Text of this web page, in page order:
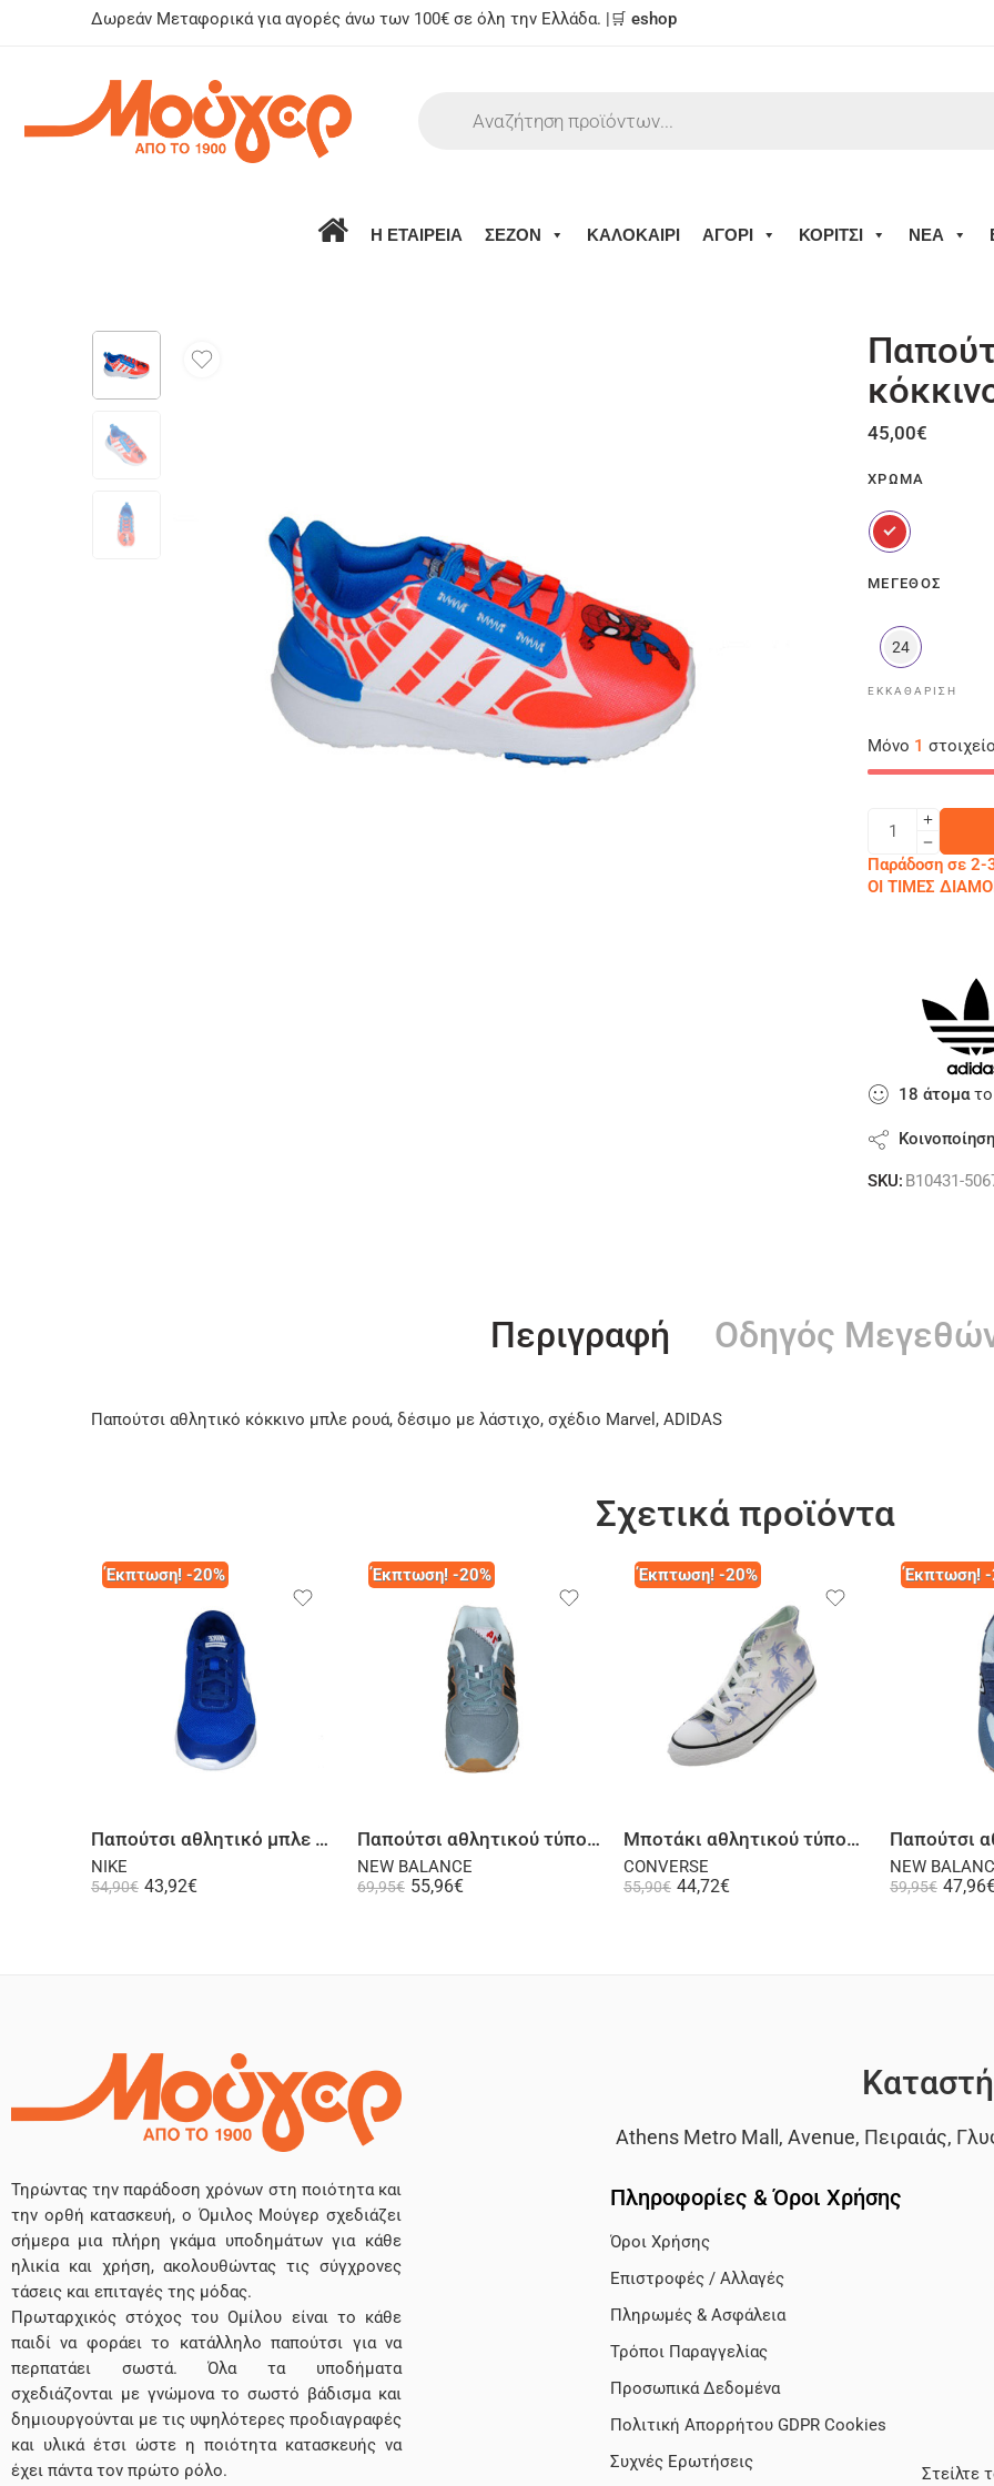
Δωρεάν Μεταφορικά για αγορές άνω των 100€ σε όλη την Ελλάδα. |🛒 eshop
Η ΕΤΑΙΡΕΙΑ ΣΕΖΟΝ ΚΑΛΟΚΑΙΡΙ ΑΓΟΡΙ ΚΟΡΙΤΣΙ ΝΕΑ
45,00€
ΧΡΏΜΑ
ΜΈΓΕΘΟΣ
24
ΕΚΚΑΘΆΡΙΣΗ
Μόνο 1
Παράδοση σε 2-
ΟΙ ΤΙΜΕΣ
18 άτοματο
Κοινοποίηση
SKU: B10431-
Περιγραφή Οδηγός
Παπούτσι αθλητικό κόκκινο μπλε ρουά, δέσιμο με λάστιχο, σχέδιο Marvel, ADIDAS
Σχετικά προϊόντα
Έκπτωση! -20%
Παπούτσι αθλητικό μπλε ρουά
NIKE
54,90€ 43,92€
Έκπτωση! -20%
Επιλογή
Παπούτσι αθλητικού τύπου γκρι
NEW BALANCE
69,95€ 55,96€
Έκπτωση! -20%
Μποτάκι αθλητικού τύπου πολύχρωμο
CONVERSE
55,90€ 44,72€
Έκπτωση! -
NEW
59,95€ 47,96
Τηρώντας την παράδοση χρόνων στη ποιότητα και
την ορθή κατασκευή, ο Όμιλος Μούγερ σχεδιάζει
σήμερα μια πλήρη γκάμα υποδημάτων για κάθε
ηλικία και χρήση, ακολουθώντας τις σύγχρονες
τάσεις και επιταγές της μόδας.
Πρωταρχικός στόχος του Ομίλου είναι το κάθε
παιδί να φοράει το κατάλληλο παπούτσι για να
περπατάει σωστά. Όλα τα υποδήματα
σχεδιάζονται με γνώμονα το σωστό βάδισμα και
δημιουργούνται με τις υψηλότερες προδιαγραφές
και υλικά έτσι ώστε η ποιότητα κατασκευής να
έχει πάντα τον πρώτο ρόλο.
Athens Metro Mall, Avenue, Πειραιάς,
Πληροφορίες & Όροι Χρήσης
Όροι Χρήσης
Επιστροφές / Αλλαγές
Πληρωμές & Ασφάλεια
Τρόποι Παραγγελίας
Προσωπικά Δεδομένα
Πολιτική Απορρήτου GDPR Cookies
Συχνές Ερωτήσεις
Στείλτε